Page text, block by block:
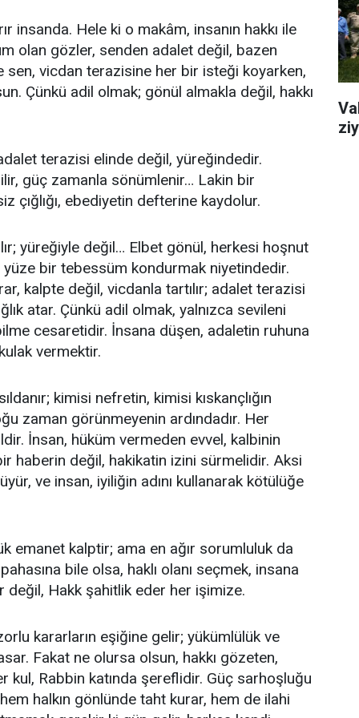
insanda. Hele ki o makâm, insanın hakkı ile
olan gözler, senden adalet değil, bazen
sen, vicdan terazisine her bir isteği koyarken,
Çünkü adil olmak; gönül almakla değil, hakkı
terazisi elinde değil, yüreğindedir.
güç zamanla sönümlenir… Lakin bir
çığlığı, ebediyetin defterine kaydolur.
yüreğiyle değil… Elbet gönül, herkesi hoşnut
bir tebessüm kondurmak niyetindedir.
kalpte değil, vicdanla tartılır; adalet terazisi
atar. Çünkü adil olmak, yalnızca sevileni
cesaretidir. İnsana düşen, adaletin ruhuna
vermektir.
kimisi nefretin, kimisi kıskançlığın
zaman görünmeyenin ardındadır. Her
İnsan, hüküm vermeden evvel, kalbinin
haberin değil, hakikatin izini sürmelidir. Aksi
ve insan, iyiliğin adını kullanarak kötülüğe
emanet kalptir; ama en ağır sorumluluk da
bile olsa, haklı olanı seçmek, insana
değil, Hakk şahitlik eder her işimize.
kararların eşiğine gelir; yükümlülük ve
Fakat ne olursa olsun, hakkı gözeten,
kul, Rabbin katında şereflidir. Güç sarhoşluğu
halkın gönlünde taht kurar, hem de ilahi